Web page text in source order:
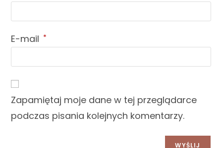
E-mail *
Zapamiętaj moje dane w tej przeglądarce
podczas pisania kolejnych komentarzy.